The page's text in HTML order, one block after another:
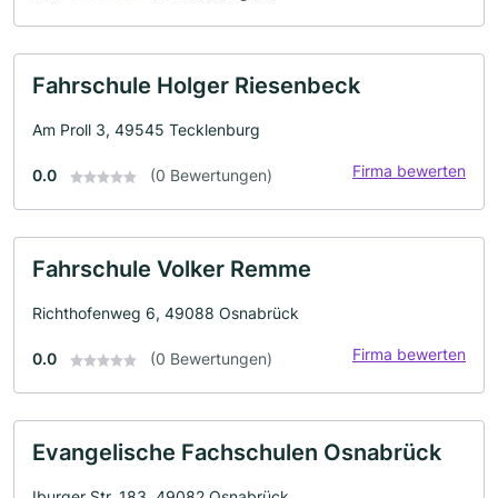
Fahrschule Holger Riesenbeck
Am Proll 3, 49545 Tecklenburg
0.0 (0 Bewertungen) Firma bewerten
Fahrschule Volker Remme
Richthofenweg 6, 49088 Osnabrück
0.0 (0 Bewertungen) Firma bewerten
Evangelische Fachschulen Osnabrück